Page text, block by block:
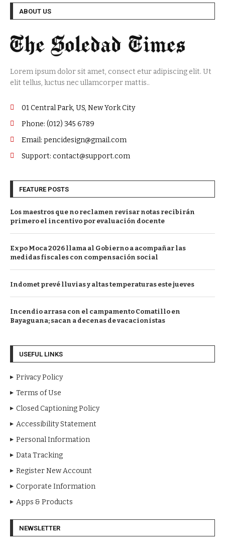
ABOUT US
Lorem ipsum dolor sit amet, consect etur adipiscing elit. Ut
elit tellus, luctus nec ullamcorper mattis..
01 Central Park, US, New York City
Phone: (012) 345 6789
Email: pencidesign@gmail.com
Support: contact@support.com
FEATURE POSTS
Los maestros que no reclamen revisar notas recibirán
primero el incentivo por evaluación docente
Expo Moca 2026 llama al Gobierno a acompañar las
medidas fiscales con compensación social
Indomet prevé lluvias y altas temperaturas este jueves
Incendio arrasa con el campamento Comatillo en
Bayaguana; sacan a decenas de vacacionistas
USEFUL LINKS
Privacy Policy
Terms of Use
Closed Captioning Policy
Accessibility Statement
Personal Information
Data Tracking
Register New Account
Corporate Information
Apps & Products
NEWSLETTER